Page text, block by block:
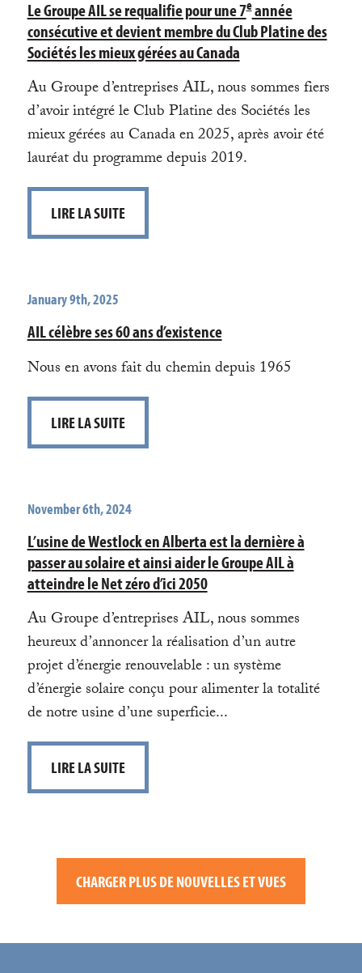
Le Groupe AIL se requalifie pour une 7eannée
consécutive et devient membre du Club Platine des
Sociétés les mieux gérées au Canada
Au Groupe d’entreprises AIL, nous sommes fiers
d’avoir intégré le Club Platine des Sociétés les
mieux gérées au Canada en 2025, après avoir été
lauréat du programme depuis 2019.
LIRE LA SUITE
January 9th, 2025
AIL célèbre ses 60 ans d’existence
Nous en avons fait du chemin depuis 1965
LIRE LA SUITE
November 6th, 2024
L’usine de Westlock en Alberta est la dernière à
passer au solaire et ainsi aider le Groupe AIL à
atteindre le Net zéro d’ici 2050
Au Groupe d’entreprises AIL, nous sommes
heureux d’annoncer la réalisation d’un autre
projet d’énergie renouvelable : un système
d’énergie solaire conçu pour alimenter la totalité
de notre usine d’une superficie...
LIRE LA SUITE
CHARGER PLUS DE NOUVELLES ET VUES